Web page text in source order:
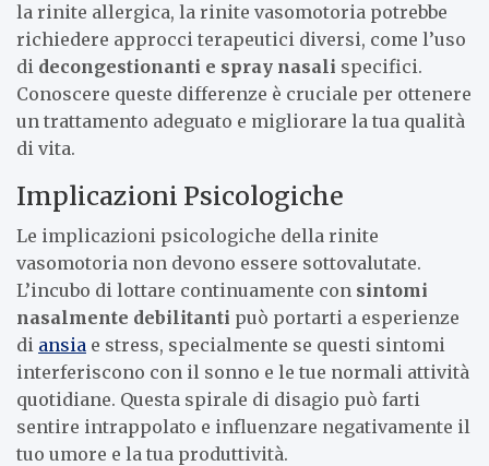
la rinite allergica, la rinite vasomotoria potrebbe
richiedere approcci terapeutici diversi, come l’uso
di decongestionanti e spray nasali specifici.
Conoscere queste differenze è cruciale per ottenere
un trattamento adeguato e migliorare la tua qualità
di vita.
Implicazioni Psicologiche
Le implicazioni psicologiche della rinite
vasomotoria non devono essere sottovalutate.
L’incubo di lottare continuamente con sintomi
nasalmente debilitanti può portarti a esperienze
di ansia e stress, specialmente se questi sintomi
interferiscono con il sonno e le tue normali attività
quotidiane. Questa spirale di disagio può farti
sentire intrappolato e influenzare negativamente il
tuo umore e la tua produttività.